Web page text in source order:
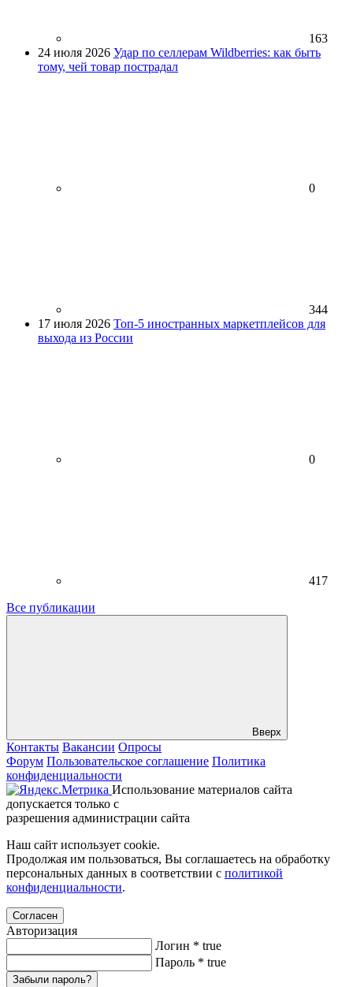
163
24 июля 2026 Удар по селлерам Wildberries: как быть
тому, чей товар пострадал
0
344
17 июля 2026 Топ-5 иностранных маркетплейсов для
выхода из России
0
417
Все публикации
Вверх
Контакты Вакансии Опросы
Форум Пользовательское соглашение Политика
конфиденциальности
Использование материалов сайта
допускается только с
разрешения администрации сайта
Наш сайт использует cookie.
Продолжая им пользоваться, Вы соглашаетесь на обработку
персональных данных в соответствии с политикой
конфиденциальности.
Согласен
Авторизация
Логин * true
Пароль * true
Забыли пароль?